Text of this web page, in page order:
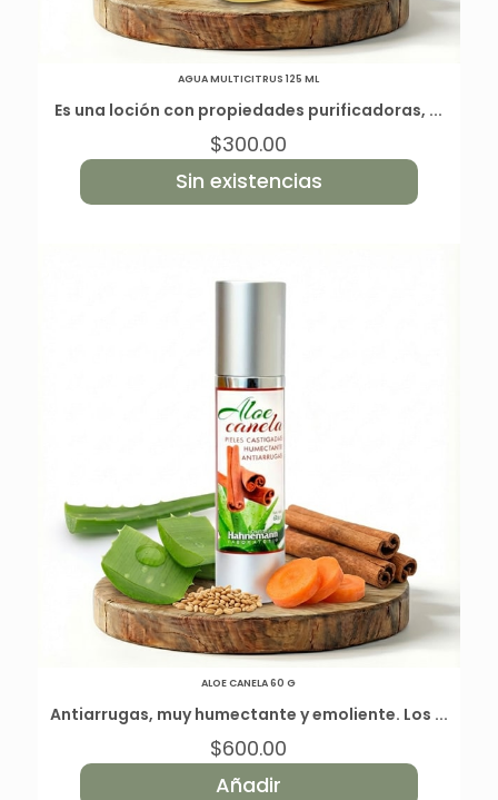
AGUA MULTICITRUS 125 ML
Es una loción con propiedades purificadoras, ...
$300.00
Sin existencias
ALOE CANELA 60 G
Antiarrugas, muy humectante y emoliente. Los ...
$600.00
Añadir